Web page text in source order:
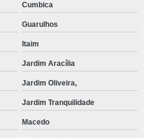
Cumbica
Guarulhos
Itaim
Jardim Aracília
Jardim Oliveira,
Jardim Tranquilidade
Macedo